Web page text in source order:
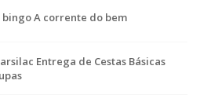
bingo A corrente do bem
Entrega de Cestas Básicas